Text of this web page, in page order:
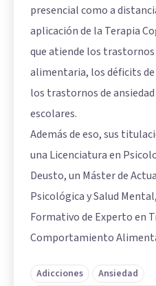
presencial como a
aplicación de la Terapia
que atiende los trastornos
alimentaria, los déficits
los trastornos de
escolares.
Además de eso, sus
una Licenciatura en
Deusto, un Máster de
Psicológica y Salud
Formativo de Experto en
Comportamiento
Adicciones
Ansiedad